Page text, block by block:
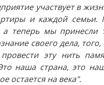
участвует в
и каждой
а теперь мы принесли
своего дела,
эту нить
наша страна, это
остается на века".